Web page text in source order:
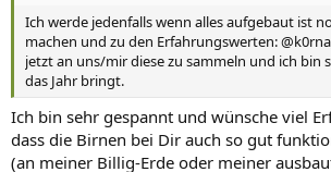
Ich werde jedenfalls wenn alles aufgebaut ist
machen und zu den Erfahrungswerten:
jetzt an uns/mir diese zu sammeln und ich bin
das Jahr bringt.
Ich bin sehr gespannt und wünsche viel
dass die Birnen bei Dir auch so gut
(an meiner Billig-Erde oder meiner